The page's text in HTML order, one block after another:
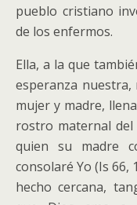
pueblo cristiano
de los enfermos.
Ella, a la que
esperanza nuestra,
mujer y madre,
rostro maternal
quien su madre
consolaré Yo (Is 66,
hecho cercana,